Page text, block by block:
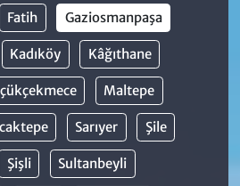
Fatih Gaziosmanpaşa
Kadıköy Kâğıthane
Maltepe
Sarıyer Şile
Şişli Sultanbeyli